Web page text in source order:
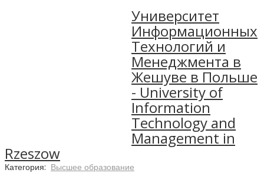
Университет
Информационных
Технологий и
Менеджмента в
Жешуве в Польше
- University of
Information
Technology and
Management in
Rzeszow
Категория: Высшее образование